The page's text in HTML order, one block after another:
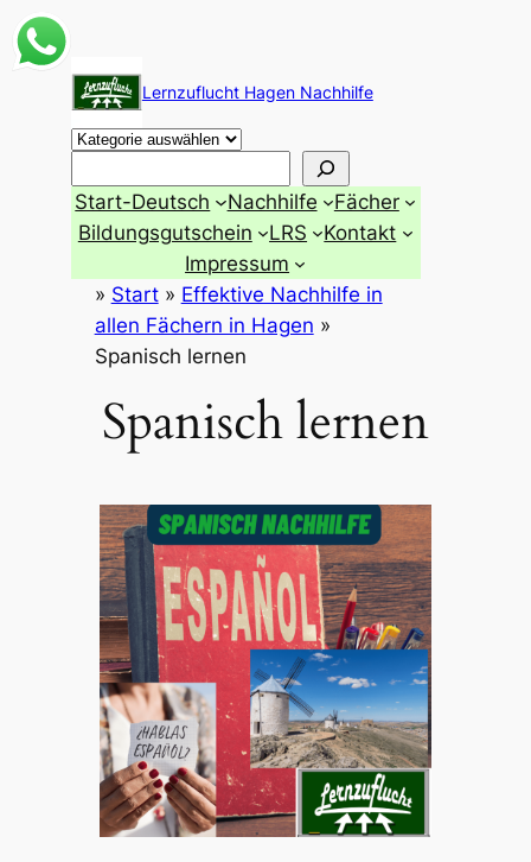
Zum
springen
Lernzuflucht Hagen Nachhilfe
Start-Deutsch Nachhilfe
Fächer
Bildungsgutschein
LRS
Kontakt
Impressum
» Start» Effektive Nachhilfe in
allen Fächern in Hagen »
Spanisch lernen
Spanisch lernen